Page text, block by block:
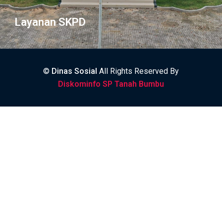
Layanan SKPD
© Dinas Sosial All Rights Reserved By
Diskominfo SP Tanah Bumbu